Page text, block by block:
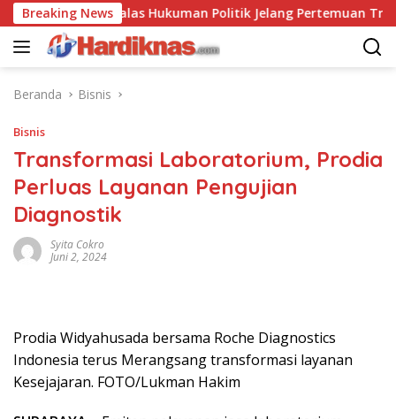
Langsung
ke
konten
Breaking News
Saling Balas Hukuman Politik Jelang Pertemuan Trump dan
Beranda Bisnis
Bisnis
Transformasi Laboratorium, Prodia
Perluas Layanan Pengujian
Diagnostik
Syita Cokro
Juni 2, 2024
Prodia Widyahusada bersama Roche Diagnostics
Indonesia terus Merangsang transformasi layanan
Kesejajaran. FOTO/Lukman Hakim